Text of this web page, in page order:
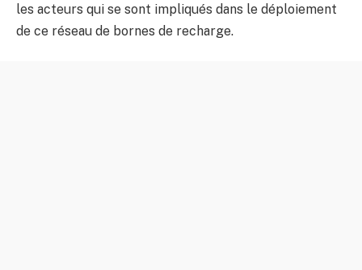
les acteurs qui se sont impliqués dans le déploiement
de ce réseau de bornes de recharge.